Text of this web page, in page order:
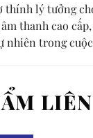
thính lý tưởng
thanh cao
nhiên trong cuộc